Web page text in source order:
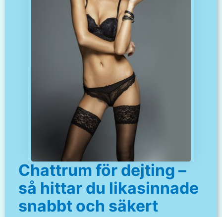
Chattrum för dejting –
så hittar du likasinnade
snabbt och säkert